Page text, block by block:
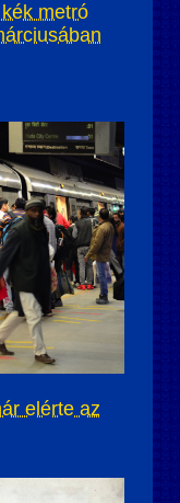
metró
elérte az